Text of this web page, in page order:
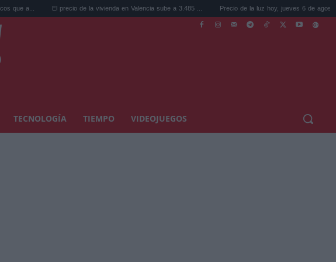
El precio de la vivienda en Valencia sube a 3.485 ... Precio de la luz hoy, jueves 6 de agosto: la hora ...
TECNOLOGÍA TIEMPO VIDEOJUEGOS